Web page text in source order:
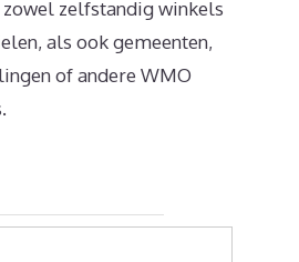
zelfstandig winkels
als ook gemeenten,
of andere WMO